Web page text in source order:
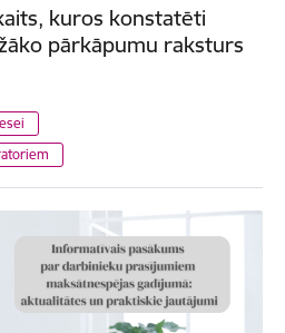
kuros konstatēti
pārkāpumu raksturs